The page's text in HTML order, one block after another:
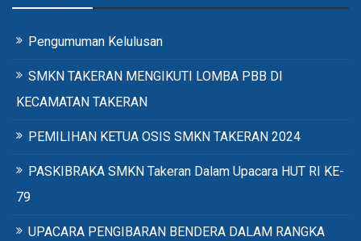
Pengumuman Kelulusan
SMKN TAKERAN MENGIKUTI LOMBA PBB DI
KECAMATAN TAKERAN
PEMILIHAN KETUA OSIS SMKN TAKERAN 2024
PASKIBRAKA SMKN Takeran Dalam Upacara HUT RI KE-
79
UPACARA PENGIBARAN BENDERA DALAM RANGKA